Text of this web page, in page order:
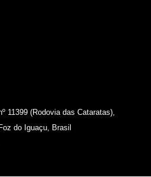
11399 (Rodovia das Cataratas),
do Iguaçu, Brasil